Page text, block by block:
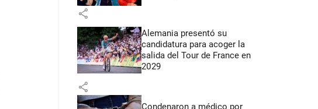
share
Alemania presentó su
candidatura para acoger la
salida del Tour de France en
2029
share
Condenaron a médico por